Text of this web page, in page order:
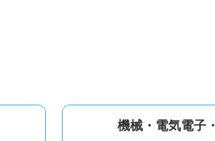
機械・電気電子・